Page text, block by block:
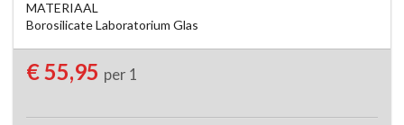
MATERIAAL
€ 55,95 per 1